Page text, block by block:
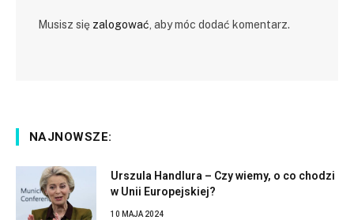
Musisz się zalogować , aby móc dodać komentarz.
NAJNOWSZE:
Urszula Handlura – Czy wiemy, o co chodzi
w Unii Europejskiej?
10 MAJA 2024